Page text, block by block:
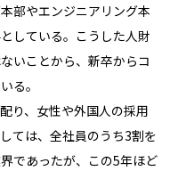
部やエンジニアリング本
している。こうした人財
いことから、新卒からコ
る。
り、女性や外国人の採用
ては、全社員のうち3割を
であったが、この5年ほど